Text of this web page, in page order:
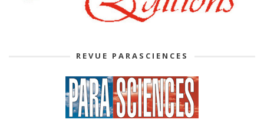
REVUE PARASCIENCES